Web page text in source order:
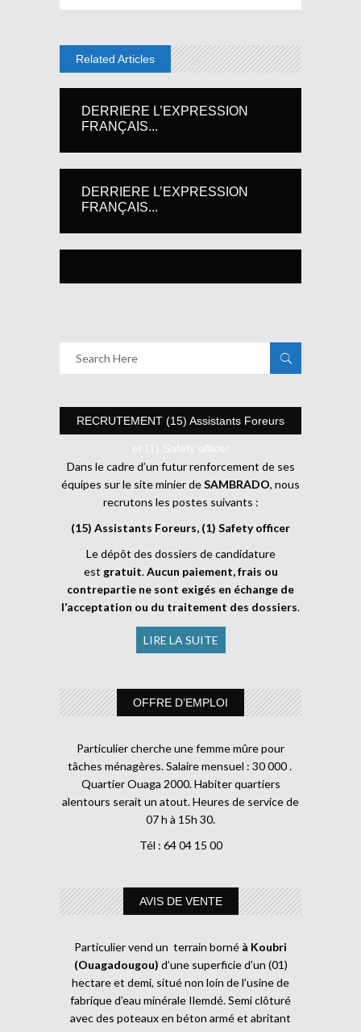
Related Articles
DERRIERE L’EXPRESSION
FRANÇAIS...
DERRIERE L’EXPRESSION
FRANÇAIS...
RECRUTEMENT (15) Assistants Foreurs
et (1) Safety officer
Dans le cadre d’un futur renforcement de ses
équipes sur le site minier deSAMBRADO, nous
recrutons les postes suivants :
(15) Assistants Foreurs, (1) Safety officer
Le dépôt des dossiers de candidature
est gratuit.Aucun paiement, frais ou
contrepartie ne sont exigés en échange de
l’acceptation ou du traitement des dossiers.
LIRE LA SUITE
OFFRE D’EMPLOI
Particulier cherche une femme mûre pour
tâches ménagères. Salaire mensuel : 30 000 .
Quartier Ouaga 2000. Habiter quartiers
alentours serait un atout. Heures de service de
07 h à 15h 30.
Tél : 64 04 15 00
AVIS DE VENTE
Particulier vend un terrain borné à Koubri
(Ouagadougou) d’une superficie d’un (01)
hectare et demi, situé non loin de l’usine de
fabrique d’eau minérale Ilemdé. Semi clôturé
avec des poteaux en béton armé et abritant